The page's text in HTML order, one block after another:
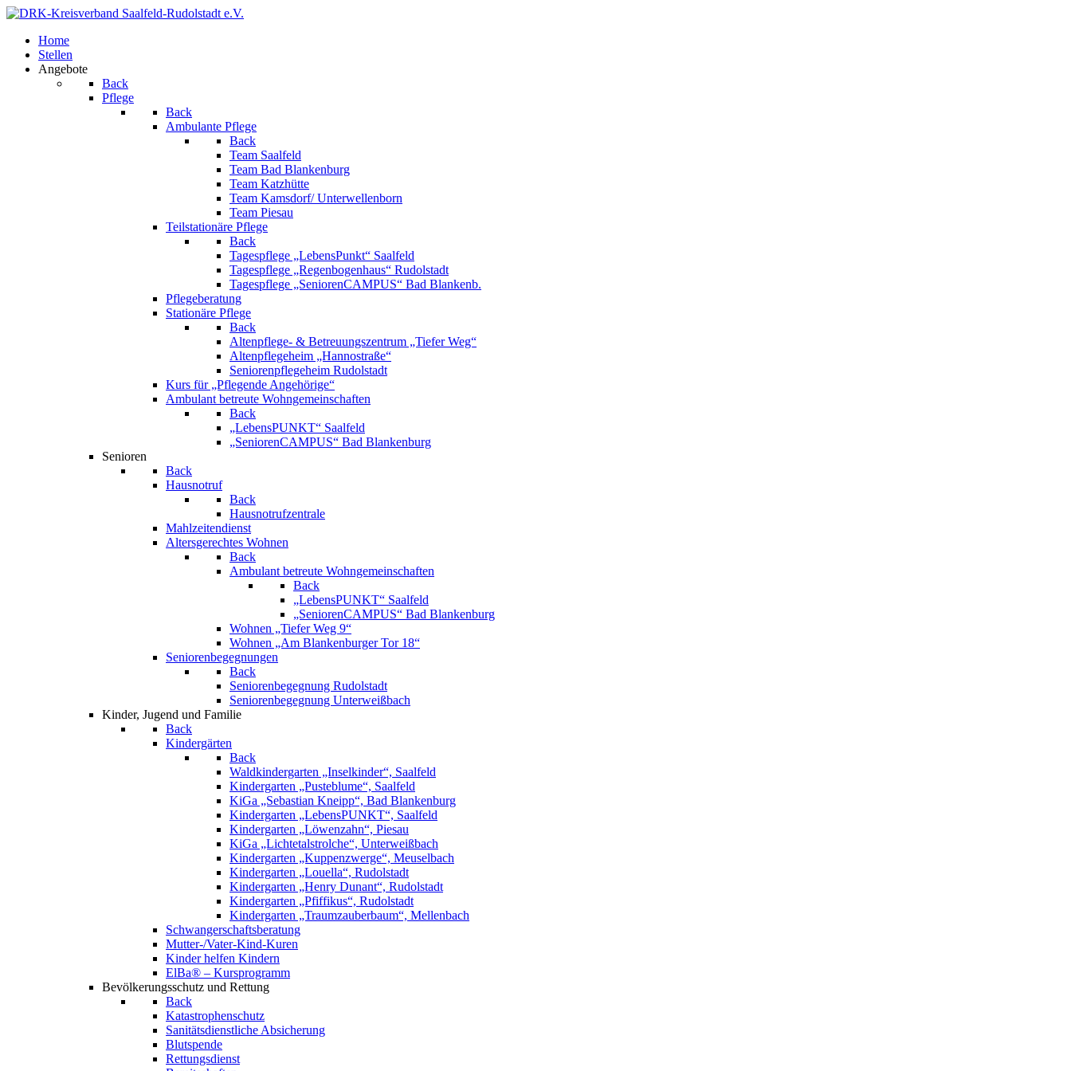
Home
Stellen
Angebote
Back
Pflege
Back
Ambulante Pflege
Back
Team Saalfeld
Team Bad Blankenburg
Team Katzhütte
Team Kamsdorf/ Unterwellenborn
Team Piesau
Teilstationäre Pflege
Back
Tagespflege „LebensPunkt“ Saalfeld
Tagespflege „Regenbogenhaus“ Rudolstadt
Tagespflege „SeniorenCAMPUS“ Bad Blankenb.
Pflegeberatung
Stationäre Pflege
Back
Altenpflege- & Betreuungszentrum „Tiefer Weg“
Altenpflegeheim „Hannostraße“
Seniorenpflegeheim Rudolstadt
Kurs für „Pflegende Angehörige“
Ambulant betreute Wohngemeinschaften
Back
„LebensPUNKT“ Saalfeld
„SeniorenCAMPUS“ Bad Blankenburg
Senioren
Back
Hausnotruf
Back
Hausnotrufzentrale
Mahlzeitendienst
Altersgerechtes Wohnen
Back
Ambulant betreute Wohngemeinschaften
Back
„LebensPUNKT“ Saalfeld
„SeniorenCAMPUS“ Bad Blankenburg
Wohnen „Tiefer Weg 9“
Wohnen „Am Blankenburger Tor 18“
Seniorenbegegnungen
Back
Seniorenbegegnung Rudolstadt
Seniorenbegegnung Unterweißbach
Kinder, Jugend und Familie
Back
Kindergärten
Back
Waldkindergarten „Inselkinder“, Saalfeld
Kindergarten „Pusteblume“, Saalfeld
KiGa „Sebastian Kneipp“, Bad Blankenburg
Kindergarten „LebensPUNKT“, Saalfeld
Kindergarten „Löwenzahn“, Piesau
KiGa „Lichtetalstrolche“, Unterweißbach
Kindergarten „Kuppenzwerge“, Meuselbach
Kindergarten „Louella“, Rudolstadt
Kindergarten „Henry Dunant“, Rudolstadt
Kindergarten „Pfiffikus“, Rudolstadt
Kindergarten „Traumzauberbaum“, Mellenbach
Schwangerschaftsberatung
Mutter-/Vater-Kind-Kuren
Kinder helfen Kindern
ElBa® – Kursprogramm
Bevölkerungsschutz und Rettung
Back
Katastrophenschutz
Sanitätsdienstliche Absicherung
Blutspende
Rettungsdienst